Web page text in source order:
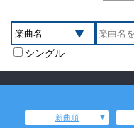
シングル
新曲順